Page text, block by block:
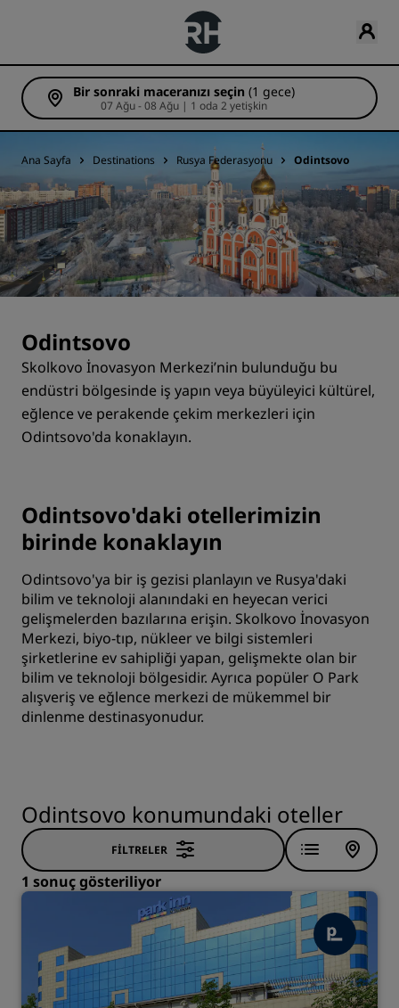
Bir sonraki maceranızı seçin (1 gece)
07 Ağu - 08 Ağu | 1 oda 2 yetişkin
Ana Sayfa Destinations Rusya Federasyonu Odintsovo
Odintsovo
Skolkovo İnovasyon Merkezi’nin bulunduğu bu
endüstri bölgesinde iş yapın veya büyüleyici kültürel,
eğlence ve perakende çekim merkezleri için
Odintsovo'da konaklayın.
Odintsovo'daki otellerimizin
birinde konaklayın
Odintsovo'ya bir iş gezisi planlayın ve Rusya'daki
bilim ve teknoloji alanındaki en heyecan verici
gelişmelerden bazılarına erişin. Skolkovo İnovasyon
Merkezi, biyo-tıp, nükleer ve bilgi sistemleri
şirketlerine ev sahipliği yapan, gelişmekte olan bir
bilim ve teknoloji bölgesidir. Ayrıca popüler O Park
alışveriş ve eğlence merkezi de mükemmel bir
dinlenme destinasyonudur.
Odintsovo konumundaki oteller
FILTRELER
1 sonuç gösteriliyor